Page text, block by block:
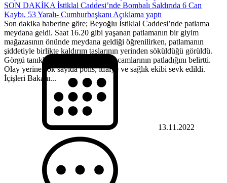
SON DAKİKA İstiklal Caddesi’nde Bombalı Saldırıda 6 Can
Kaybı, 53 Yaralı- Cumhurbaşkanı Açıklama yaptı
Son dakika haberine göre; Beyoğlu İstiklal Caddesi’nde patlama
meydana geldi. Saat 16.20 gibi yaşanan patlamanın bir giyim
mağazasının önünde meydana geldiği öğrenilirken, patlamanın
şiddetiyle birlikte kaldırım taşlarının yerinden söküldüğü görüldü.
Görgü tanıkları çevredeki binaların camlarının patladığını belirtti.
Olay yerine çok sayıda polis, itfaiye ve sağlık ekibi sevk edildi.
İçişleri Bakanı...
13.11.2022